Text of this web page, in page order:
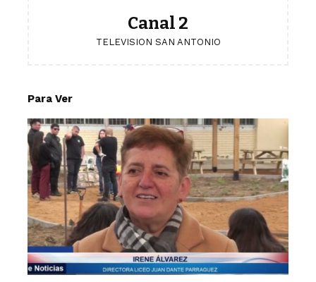
Canal 2
TELEVISION SAN ANTONIO
Para Ver